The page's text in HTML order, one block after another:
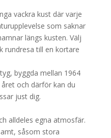
vackra kust där varje
som saknar
längs kusten. Välj
rundresa till en kortare
byggda mellan 1964
och därför kan du
just dig.
alldeles egna atmosfär.
såsom stora